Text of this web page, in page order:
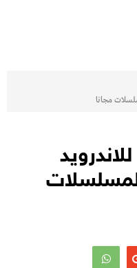
تحميل تطبيق Fbox للاندرويد